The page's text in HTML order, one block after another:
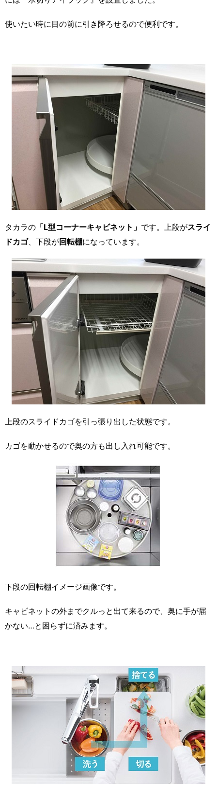
使いたい時に目の前に引き降ろせるので便利です。
タカラの 「L型コーナーキャビネット」 です。上段がスライ
ドカゴ、下段が回転棚になっています。
上段のスライドカゴを引っ張り出した状態です。
カゴを動かせるので奥の方も出し入れ可能です。
下段の回転棚イメージ画像です。
キャビネットの外までクルっと出て来るので、奥に手が届
かない…と困らずに済みます。